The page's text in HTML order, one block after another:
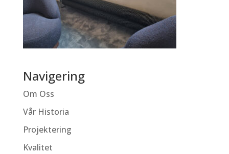
Navigering
Om Oss
Vår Historia
Projektering
Kvalitet